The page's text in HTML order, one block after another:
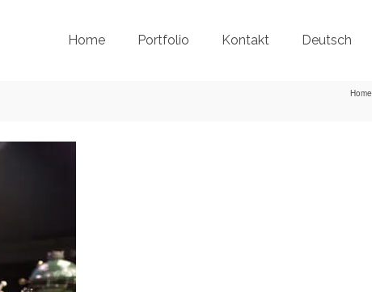
Home Portfolio Kontakt Deutsch
Home